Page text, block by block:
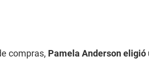
compras, Pamela Anderson eligió